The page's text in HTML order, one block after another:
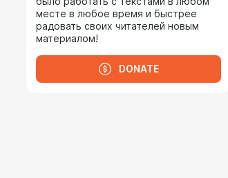
месте в любое время и быстрее
радовать своих читателей новым
материалом!
DONATE